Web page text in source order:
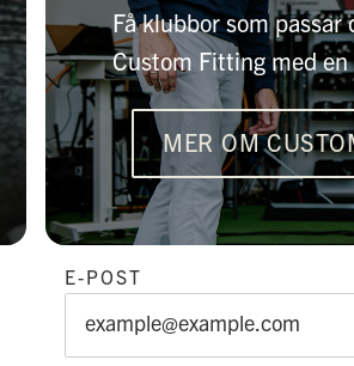
Få klubbor som
Custom Fitting med en
MER OM
E-POST